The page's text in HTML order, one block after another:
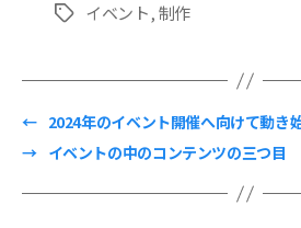
タ
イベント,制作
← 2024年のイベント開催へ向けて動き
→ イベントの中のコンテンツの三つ目